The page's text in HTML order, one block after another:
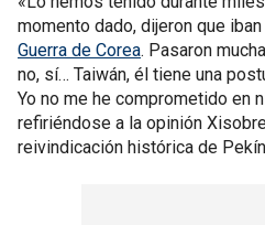
momento dado, dijeron que
Guerra de Corea. Pasaron
no, sí… Taiwán, él tiene una
Yo no me he comprometido en
refiriéndose a la opinión
reivindicación histórica de